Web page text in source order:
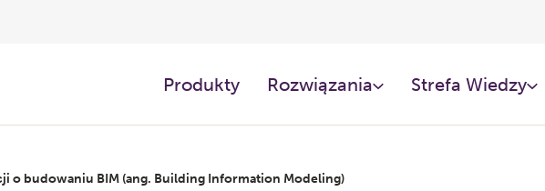
Produkty Rozwiązania Strefa Wiedzy
o budowaniu BIM (ang. Building Information Modeling)